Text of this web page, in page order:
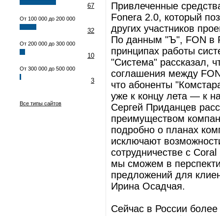
67
От 100 000 до 200 000
32
От 200 000 до 300 000
10
От 300 000 до 500 000
3
Все типы сайтов
Привлеченные
Fonera 2.0, который
других участников
По данным "Ъ", FON в
принципах работы
"Система" рассказал,
соглашения между
что абоненты
уже к концу лета — к
Сергей Приданцев
преимуществом
подробно о планах
исключают
сотрудничестве с
мы сможем в
предложений для
Ирина Осадчая.
Сейчас в России